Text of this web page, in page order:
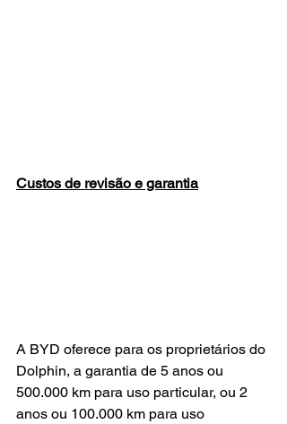
Custos de revisão e garantia
A BYD oferece para os proprietários do
Dolphin, a garantia de 5 anos ou
500.000 km para uso particular, ou 2
anos ou 100.000 km para uso